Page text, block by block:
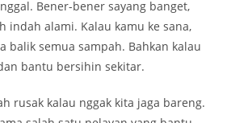
Duh, sedih dengernya.
Baru Pertama Kali ke
yang aku dapet (karena sempat